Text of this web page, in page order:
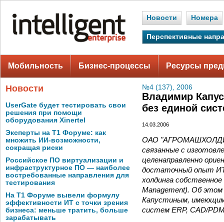
Новости Номера
Перспективные
Мобильность Бизнес-процессы Ресурсы
Новости
UserGate будет тестировать свои
решения при помощи
оборудования Xinertel
Эксперты на Т1 Форуме: как
множить ИИ-возможности,
сокращая риски
Российское ПО виртуализации и
инфраструктурное ПО — наиболее
востребованные направления для
тестирования
На Т1 Форуме вывели формулу
эффективности ИТ с точки зрения
бизнеса: меньше тратить, больше
зарабатывать
№4 (137), 2006
Владимир
без единой
14.03.2006
ОАО
связанные с
целенаправленно
достаточный опыт
холдинга
Management). Об
Капустиным, имеющим
систем ERP, CAD/